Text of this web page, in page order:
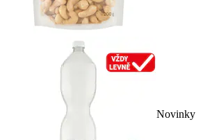
Novinky